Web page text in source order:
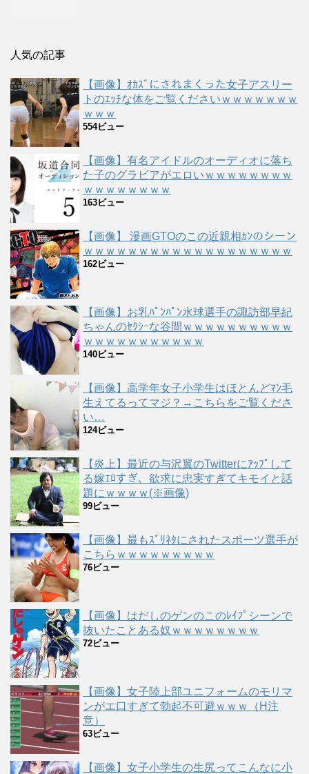
人気の記事
【画像】ｵｶｽﾞにされまくった女子アスリー
トのｴｯﾁな体をご覧くださいｗｗｗｗｗｗｗ
ｗｗｗ
554ビュー
【画像】有名アイドルのオーディオに落ち
た子のグラビアがエロいｗｗｗｗｗｗｗｗ
ｗｗｗｗｗｗｗｗ
163ビュー
【画像】 漫画GTOのこの近親相ｶﾝのシーン
ｗｗｗｗｗｗｗｗｗｗｗｗｗｗｗｗｗｗｗ
162ビュー
【画像】お乳ﾊﾟﾝﾊﾟﾝ水球選手の諏訪部早紀
ちゃんのｾｸｼｰな谷間ｗｗｗｗｗｗｗｗｗｗ
ｗｗｗｗｗｗｗｗｗｗｗ
140ビュー
【画像】高学年女子小学生はほとんどﾏﾝ毛
生えてるってマジ？→こちらをご覧くださ
い…
124ビュー
【炎上】最近の与沢翼のTwitterにｱｯﾌﾟして
る嫁ｴﾛすぎ、欲求に忠実すぎてキモイと話
題にｗｗｗｗ(※画像)
99ビュー
【画像】最もｽﾞﾘﾈﾀにされたスポーツ選手が
こちらｗｗｗｗｗｗｗｗｗ
76ビュー
【画像】はだしのゲンのこのﾚｲﾌﾟシーンで
抜いたことある奴ｗｗｗｗｗｗｗｗ
72ビュー
【画像】女子陸上部ユニフォームのモリマ
ンがエ口すぎて勃起不可避ｗｗｗ（H注
意）
63ビュー
【画像】女子小学生の生尻ってこんなに小